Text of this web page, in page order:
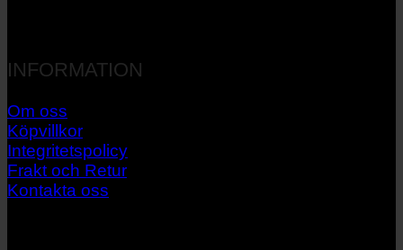
INFORMATION
Om oss
Köpvillkor
Integritetspolicy
Frakt och Retur
Kontakta oss